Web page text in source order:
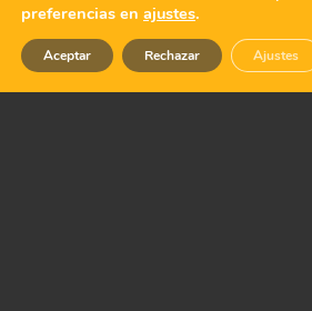
preferencias en ajustes.
Aceptar Rechazar Ajustes